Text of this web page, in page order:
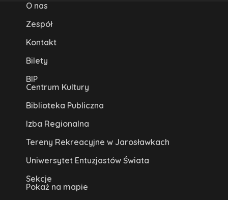
O nas
Zespół
Kontakt
Bilety
BIP
Centrum Kultury
Biblioteka Publiczna
Izba Regionalna
Tereny Rekreacyjne w Jarosławkach
Uniwersytet Entuzjastów Świata
Sekcje
Pokaż na mapie